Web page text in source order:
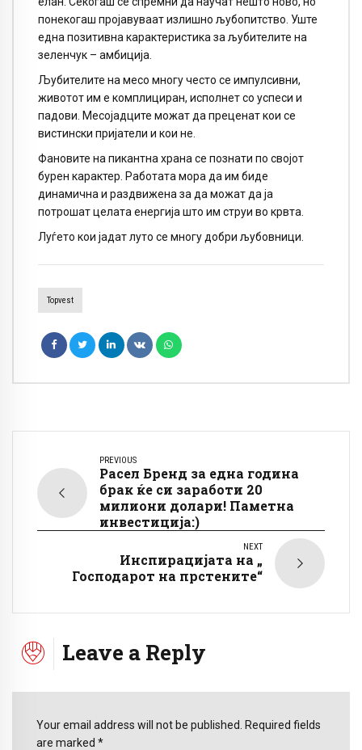
понекогаш пројавуваат излишно љубопитство. Уште
една позитивна карактеристика за љубителите на
зеленчук – амбиција.
Љубителите на месо многу често се импулсивни,
животот им е комплициран, исполнет со успеси и
падови. Месојадците можат да преценат кои се
вистински пријатели и кои не.
Фановите на пикантна храна се познати по својот
бурен карактер. Работата мора да им биде
динамична и раздвижена за да можат да ја
потрошат целата енергија што им струи во крвта.
Луѓето кои јадат луто се многу добри љубовници.
Topvest
PREVIOUS
Расел Бренд за една година
брак ќе си заработи 20
милиони долари! Паметна
инвестиција:)
NEXT
Инспирацијата на „
Господарот на прстените“
Leave a Reply
Your email address will not be published. Required fields
are marked *